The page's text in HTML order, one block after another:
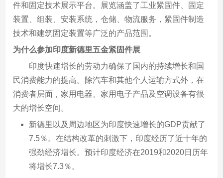
件和固定技术展示平台。展览涵盖了工业紧固件、固定
装置、组装、安装系统，仓储、物流服务，紧固件制造
技术和建筑固定装置等广泛的产品范围。
为什么参加印度新德里五金紧固件展
印度快速增长的劳动力确保了国内的持续增长和国
民消费能力的提高。除汽车和其他个人运输方式外，在
消费者层面，家用电器、家用电子产品及空调设备有很
大的增长空间。
新德里以及周边地区为印度快速增长的GDP贡献了
7.5％。在结构改革的刺激下，印度经历了近十年的
强劲经济增长。预计印度经济在2019和2020日历年
将增长7.3％。